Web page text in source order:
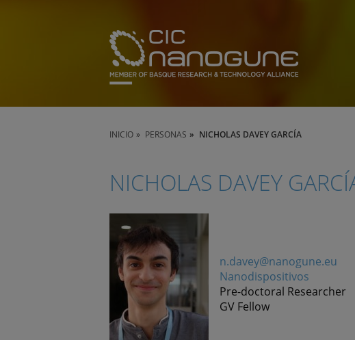
INICIO PERSONAS NICHOLAS DAVEY GARCÍA
NICHOLAS DAVEY
n.davey@nanogune.eu
Nanodispositivos
Pre-doctoral Researcher
GV Fellow